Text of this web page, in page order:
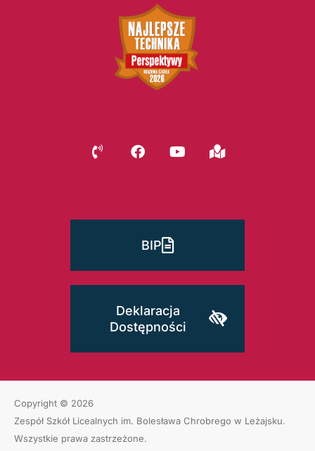
BIP
Deklaracja
Dostępności
Copyright © 2026
Zespół Szkół Licealnych im. Bolesława Chrobrego w Leżajsku.
Wszystkie prawa zastrzeżone.